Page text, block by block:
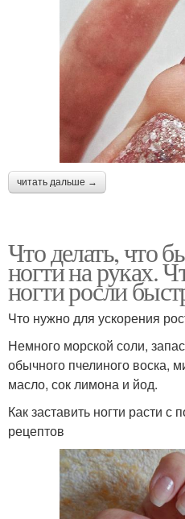
читать дальше →
Что делать, что
ногти на руках.
ногти росли
Что нужно для ускорения
Немного морской соли,
обычного пчелиного воска,
масло, сок лимона и йод.
Как заставить ногти расти
рецептов